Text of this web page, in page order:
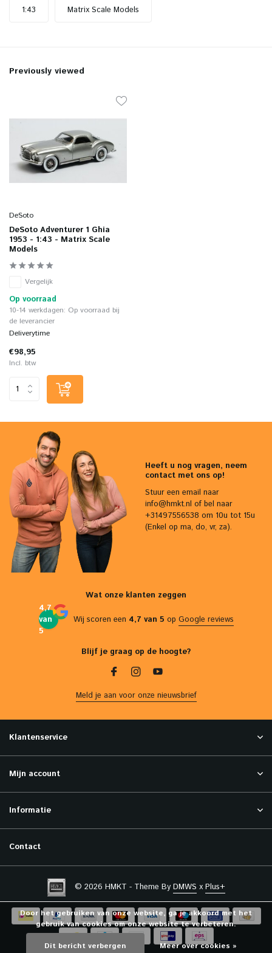
1:43 Matrix Scale Models
Previously viewed
DeSoto
DeSoto Adventurer 1 Ghia
1953 - 1:43 - Matrix Scale
Models
Vergelijk
Op voorraad
10-14 werkdagen: Op voorraad bij
de leverancier
Deliverytime
€98,95
Incl. btw
Heeft u nog vragen, neem
contact met ons op!
Stuur een email naar
info@hmkt.nl of bel naar
+31497556538 om 10u tot 15u
(Enkel op ma, do, vr, za).
Wat onze klanten zeggen
4,7
van
5
Wij scoren een 4,7 van 5 op Google reviews
Blijf je graag op de hoogte?
Meld je aan voor onze nieuwsbrief
Klantenservice
Mijn account
Informatie
Contact
© 2026 HMKT - Theme By DMWS x Plus+
Door het gebruiken van onze website, ga je akkoord met het
gebruik van cookies om onze website te verbeteren.
Dit bericht verbergen Meer over cookies »